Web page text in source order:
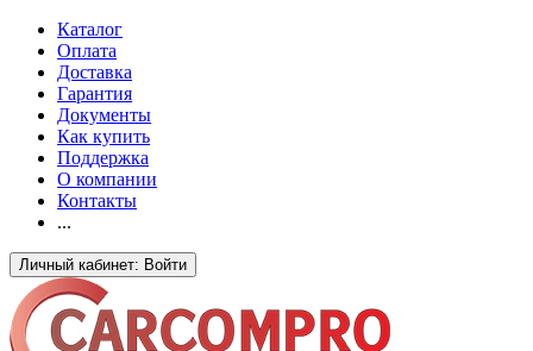
Каталог
Оплата
Доставка
Гарантия
Документы
Как купить
Поддержка
О компании
Контакты
...
Личный кабинет: Войти